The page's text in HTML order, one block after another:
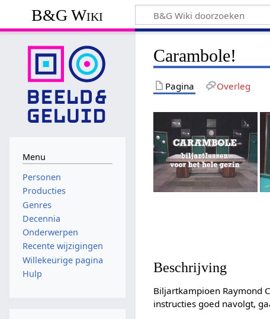
B&G Wiki
Carambole!
Pagina Overleg
Beschrijving
Biljartkampioen Raymond
instructies goed navolgt,
Menu
Personen
Producties
Genres
Decennia
Onderwerpen
Recente wijzigingen
Willekeurige pagina
Hulp